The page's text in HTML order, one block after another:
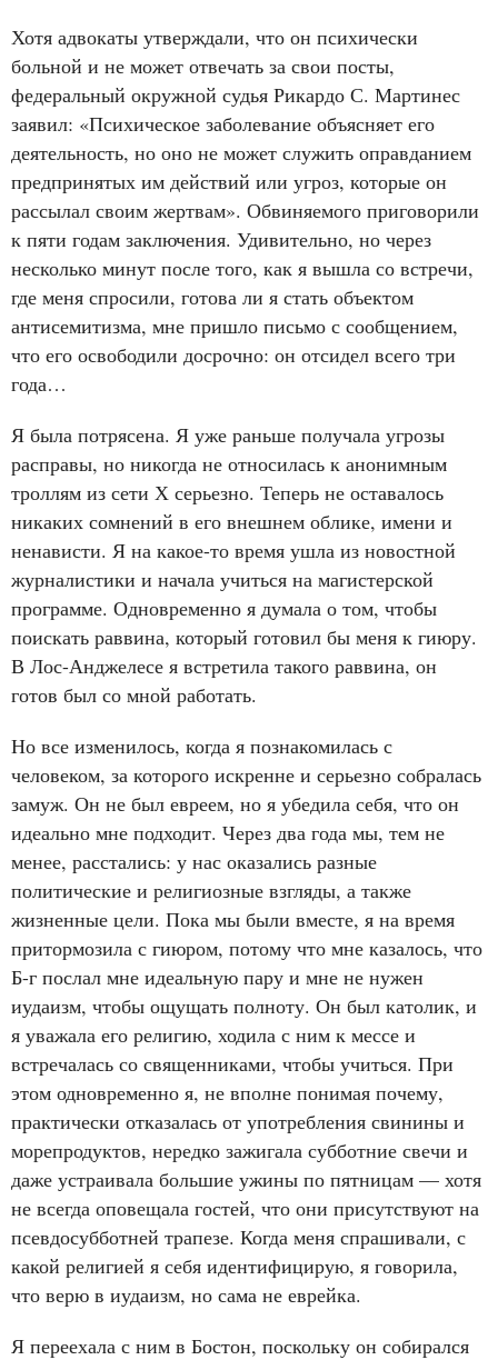
Хотя адвокаты утверждали, что он психически
больной и не может отвечать за свои посты,
федеральный окружной судья Рикардо С. Мартинес
заявил: «Психическое заболевание объясняет его
деятельность, но оно не может служить оправданием
предпринятых им действий или угроз, которые он
рассылал своим жертвам». Обвиняемого приговорили
к пяти годам заключения. Удивительно, но через
несколько минут после того, как я вышла со встречи,
где меня спросили, готова ли я стать объектом
антисемитизма, мне пришло письмо с сообщением,
что его освободили досрочно: он отсидел всего три
года…
Я была потрясена. Я уже раньше получала угрозы
расправы, но никогда не относилась к анонимным
троллям из сети Х серьезно. Теперь не оставалось
никаких сомнений в его внешнем облике, имени и
ненависти. Я на какое-то время ушла из новостной
журналистики и начала учиться на магистерской
программе. Одновременно я думала о том, чтобы
поискать раввина, который готовил бы меня к гиюру.
В Лос-Анджелесе я встретила такого раввина, он
готов был со мной работать.
Но все изменилось, когда я познакомилась с
человеком, за которого искренне и серьезно собралась
замуж. Он не был евреем, но я убедила себя, что он
идеально мне подходит. Через два года мы, тем не
менее, расстались: у нас оказались разные
политические и религиозные взгляды, а также
жизненные цели. Пока мы были вместе, я на время
притормозила с гиюром, потому что мне казалось, что
Б-г послал мне идеальную пару и мне не нужен
иудаизм, чтобы ощущать полноту. Он был католик, и
я уважала его религию, ходила с ним к мессе и
встречалась со священниками, чтобы учиться. При
этом одновременно я, не вполне понимая почему,
практически отказалась от употребления свинины и
морепродуктов, нередко зажигала субботние свечи и
даже устраивала большие ужины по пятницам — хотя
не всегда оповещала гостей, что они присутствуют на
псевдосубботней трапезе. Когда меня спрашивали, с
какой религией я себя идентифицирую, я говорила,
что верю в иудаизм, но сама не еврейка.
Я переехала с ним в Бостон, поскольку он собирался